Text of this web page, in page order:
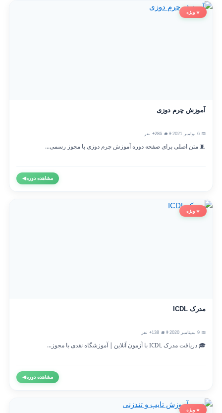
⭐ ویژه
آموزش چرم دوزی
👨‍🎓 286+ نفر
🧵 متن اصلی برای صفحه دوره آموزش چرم دوزی با مجوز رسمی...
مشاهده دوره◀
⭐ ویژه
مدرک ICDL
👨‍🎓 138+ نفر
🎓 دریافت مدرک ICDL با آزمون آنلاین | آموزشگاه نقدی با مجوز...
مشاهده دوره◀
⭐ ویژه